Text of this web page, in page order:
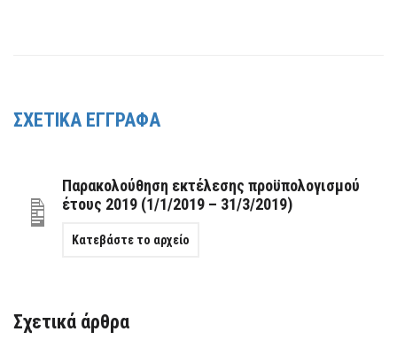
ΣΧΕΤΙΚΑ ΕΓΓΡΑΦΑ
Παρακολούθηση εκτέλεσης προϋπολογισμού
έτους 2019 (1/1/2019 – 31/3/2019)
Κατεβάστε το αρχείο
Σχετικά άρθρα